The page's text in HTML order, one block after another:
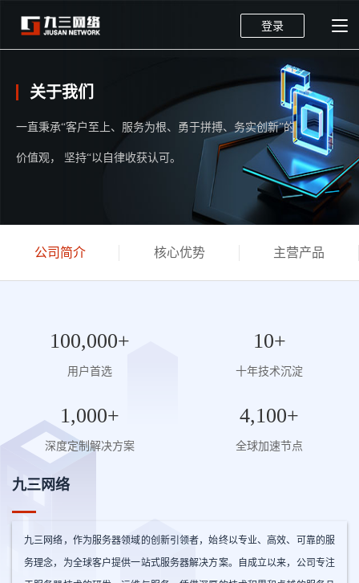
登录
关于我们
一直秉承“客户至上、服务为根、勇于拼搏、务实创新”的
价值观， 坚持“以自律收获认可。
公司简介 核心优势 主营产品
100,000+
用户首选
10+
十年技术沉淀
1,000+
深度定制解决方案
4,100+
全球加速节点
九三网络
九三网络，作为服务器领域的创新引领者，始终以专业、高效、可靠的服
务理念，为全球客户提供一站式服务器解决方案。自成立以来，公司专注